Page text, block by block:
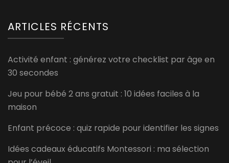
ARTICLES RÉCENTS
Activité enfant : générez votre checklist par âge en
30 secondes
Jeu pour bébé 2 ans gratuit : 10 idées faciles à la
maison
Enfant précoce : quiz rapide pour identifier les signes
Idées cadeaux éducatifs Montessori : ma sélection